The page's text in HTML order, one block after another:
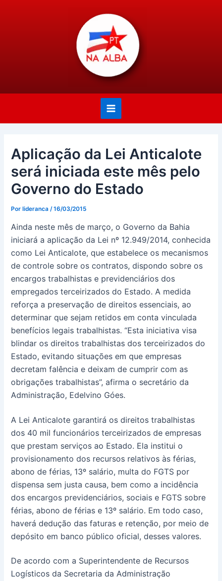
Menu
Aplicação da Lei Anticalote
será iniciada este mês pelo
Governo do Estado
Por lideranca/16/03/2015
Ainda neste mês de março, o Governo da Bahia
iniciará a aplicação da Lei nº 12.949/2014, conhecida
como Lei Anticalote, que estabelece os mecanismos
de controle sobre os contratos, dispondo sobre os
encargos trabalhistas e previdenciários dos
empregados terceirizados do Estado. A medida
reforça a preservação de direitos essenciais, ao
determinar que sejam retidos em conta vinculada
benefícios legais trabalhistas. “Esta iniciativa visa
blindar os direitos trabalhistas dos terceirizados do
Estado, evitando situações em que empresas
decretam falência e deixam de cumprir com as
obrigações trabalhistas”, afirma o secretário da
Administração, Edelvino Góes.
A Lei Anticalote garantirá os direitos trabalhistas
dos 40 mil funcionários terceirizados de empresas
que prestam serviços ao Estado. Ela institui o
provisionamento dos recursos relativos às férias,
abono de férias, 13º salário, multa do FGTS por
dispensa sem justa causa, bem como a incidência
dos encargos previdenciários, sociais e FGTS sobre
férias, abono de férias e 13º salário. Em todo caso,
haverá dedução das faturas e retenção, por meio de
depósito em banco público oficial, desses valores.
De acordo com a Superintendente de Recursos
Logísticos da Secretaria da Administração